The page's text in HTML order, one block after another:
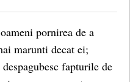
pornirea de a
marunti decat ei;
fapturile de